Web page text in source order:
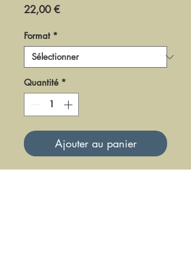
22,00 €Prix
Format *
Quantité *
Ajouter au panier